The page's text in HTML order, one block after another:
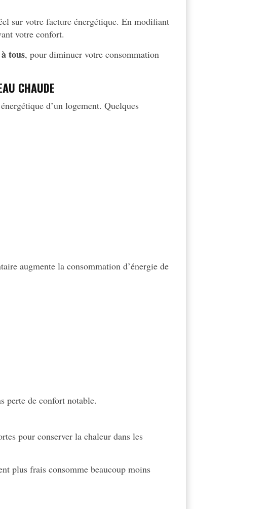
sur votre facture énergétique. En modifiant
votre confort.
tous, pour diminuer votre consommation
CHAUDE
d’un logement. Quelques
augmente la consommation d’énergie de
perte de confort notable.
pour conserver la chaleur dans les
plus frais consomme beaucoup moins